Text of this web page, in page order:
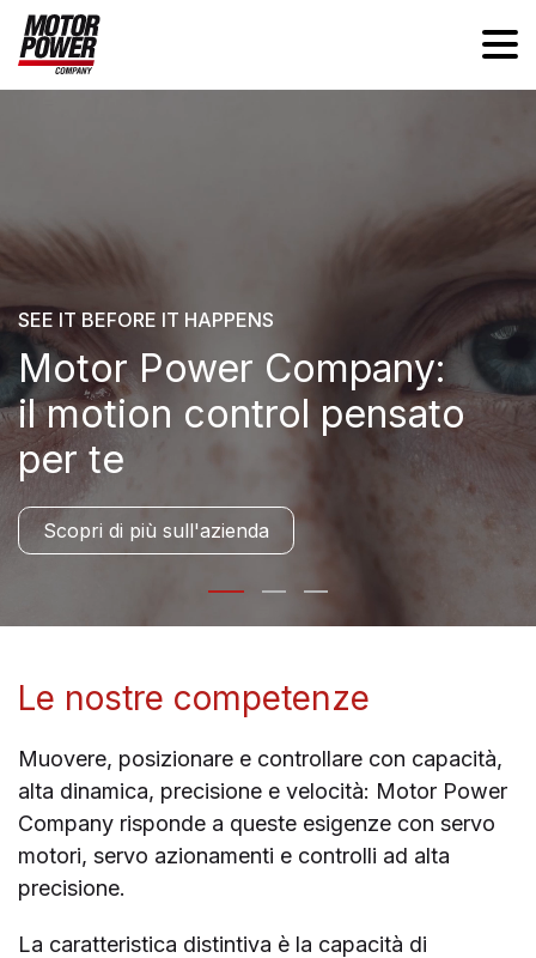
SEE IT BEFORE IT HAPPENS
Motor Power Company:
il motion control pensato
per te
Scopri di più sull'azienda
Le nostre competenze
Muovere, posizionare e controllare con capacità,
alta dinamica, precisione e velocità: Motor Power
Company risponde a queste esigenze con servo
motori, servo azionamenti e controlli ad alta
precisione.
La caratteristica distintiva è la capacità di